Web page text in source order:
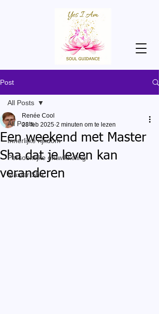
Post
All Posts
Innerlijke rijkdom
Persoonlijke ontwikkeling
Master Sha
All Posts
Een weekend met Master
Sha dat je leven kan
veranderen
Renée Cool
28 feb 2025 2 minuten om te lezen